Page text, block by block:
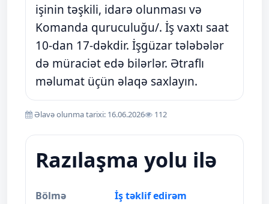
işinin təşkili, idarə olunması və
Komanda quruculuğu/. İş vaxtı saat
10-dan 17-dəkdir. İşgüzar tələbələr
də müraciət edə bilərlər. Ətraflı
məlumat üçün əlaqə saxlayın.
Əlavə olunma tarixi: 16.06.2026 112
Razılaşma yolu ilə
Bölmə İş təklif edirəm